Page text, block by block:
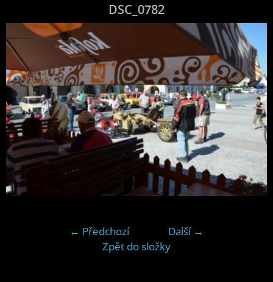
DSC_0782
← Předchozí
Další →
Zpět do složky